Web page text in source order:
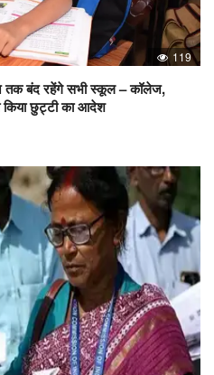
119
बंद रहेंगे सभी स्कूल – कॉलेज,
किया छुट्टी का आदेश